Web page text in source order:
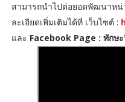
สามารถนำไปต่อยอดพัฒนาหน่
ละเอียดเพิ่มเติมได้ที่ เว็บไซต์ :
และ Facebook Page : ทักษ